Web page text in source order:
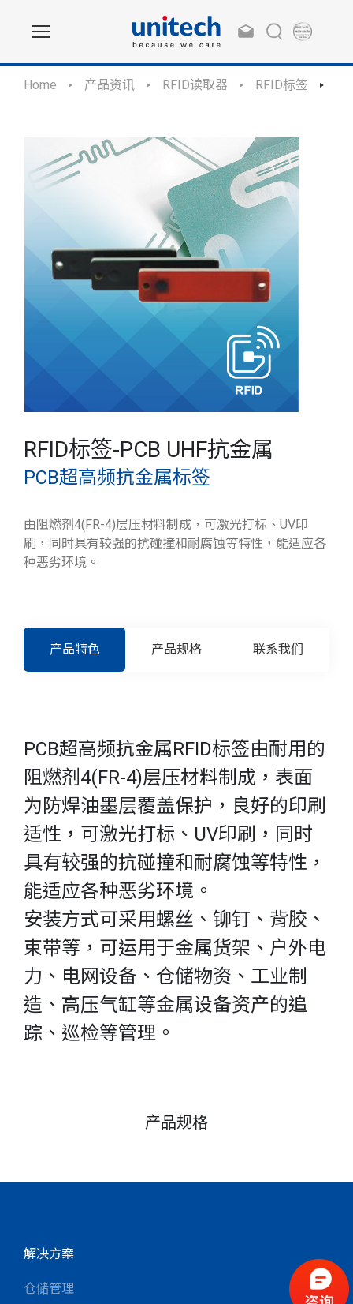
Home 产品资讯 RFID读取器 RFID标签
RFID标签-PCB UHF抗金属
PCB超高频抗金属标签
由阻燃剂4(FR-4)层压材料制成，可激光打标、UV印
刷，同时具有较强的抗碰撞和耐腐蚀等特性，能适应各
种恶劣环境。
产品特色 产品规格 联系我们
PCB超高频抗金属RFID标签由耐用的
阻燃剂4(FR-4)层压材料制成，表面
为防焊油墨层覆盖保护，良好的印刷
适性，可激光打标、UV印刷，同时
具有较强的抗碰撞和耐腐蚀等特性，
能适应各种恶劣环境。
安装方式可采用螺丝、铆钉、背胶、
束带等，可运用于金属货架、户外电
力、电网设备、仓储物资、工业制
造、高压气缸等金属设备资产的追
踪、巡检等管理。
产品规格
解决方案
仓储管理